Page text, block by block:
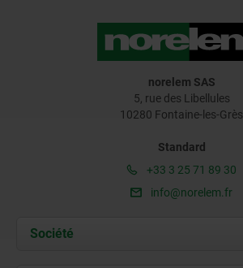
norelem SAS
5, rue des Libellules
10280 Fontaine-les-Grès
Standard
+33 3 25 71 89 30
info@norelem.fr
Société